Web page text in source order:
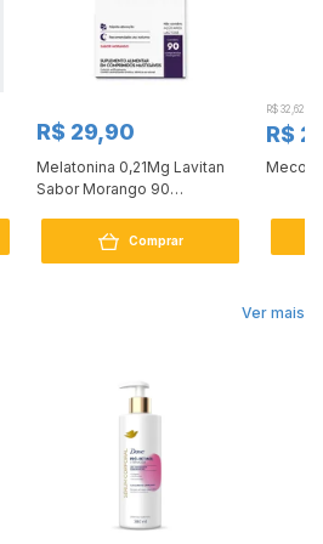
R$ 29,90
Melatonina 0,21Mg Lavitan
Sabor Morango 90
Comprar
R$ 32,62
R$
Ver mais